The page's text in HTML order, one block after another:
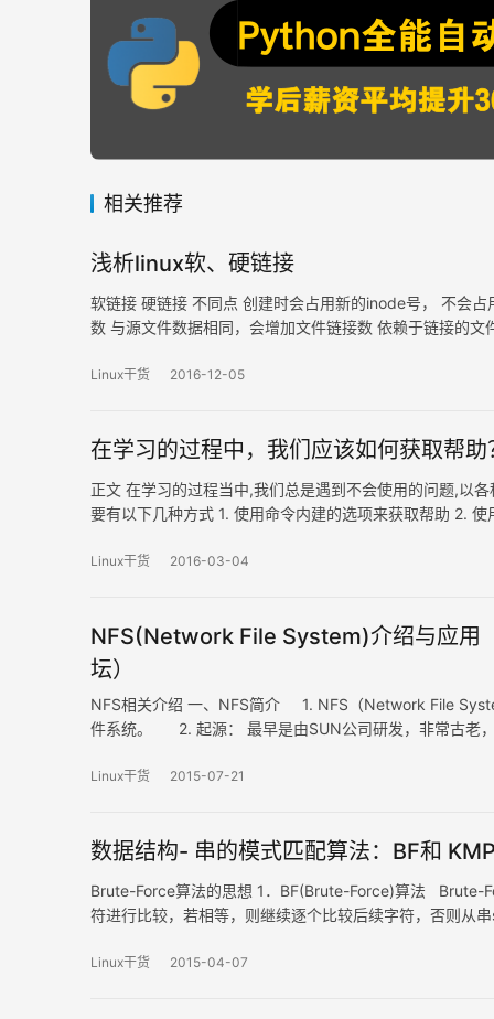
相关推荐
浅析linux软、硬链接
软链接 硬链接 不同点 创建时会占用新的inode号， 不会
数 与源文件数据相同，会增加文件链接数 依赖于链接的
Linux干货 2016-12-05
在学习的过程中，我们应该如何获取帮助
正文 在学习的过程当中,我们总是遇到不会使用的问题,以
要有以下几种方式 1. 使用命令内建的选项来获取帮助 2.
Linux干货 2016-03-04
NFS(Network File System)介绍与应
坛）
NFS相关介绍 一、NFS简介 1. NFS（Network File
件系统。 2. 起源： 最早是由SUN公司研发，非常古老
Linux干货 2015-07-21
数据结构- 串的模式匹配算法：BF和
Brute-Force算法的思想 1．BF(Brute-Force)算法 Brute-
符进行比较，若相等，则继续逐个比较后续字符，否则从
Linux干货 2015-04-07